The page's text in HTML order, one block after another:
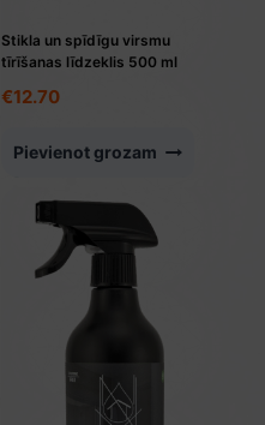
Stikla un spīdīgu virsmu
tīrīšanas līdzeklis 500 ml
€12.70
Pievienot grozam